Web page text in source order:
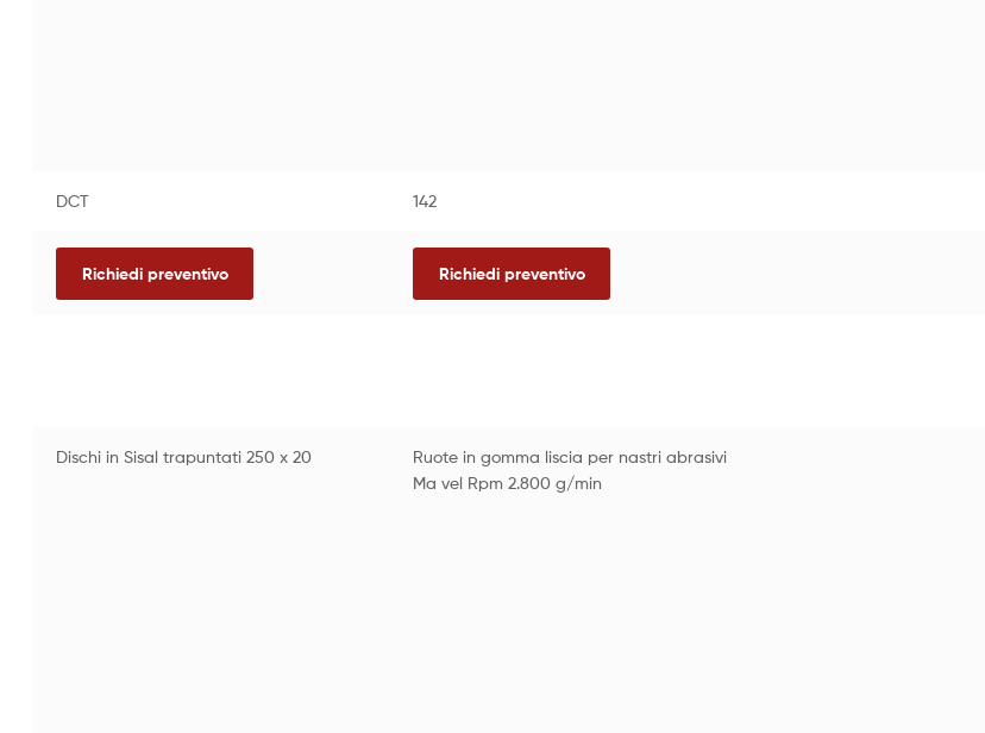
DCT 142
Richiedi preventivo Richiedi preventivo
Dischi in Sisal trapuntati 250 x 20
Ruote in gomma liscia per nastri abrasivi
Ma vel Rpm 2.800 g/min